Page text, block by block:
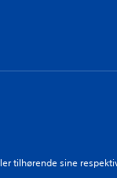
tilhørende sine